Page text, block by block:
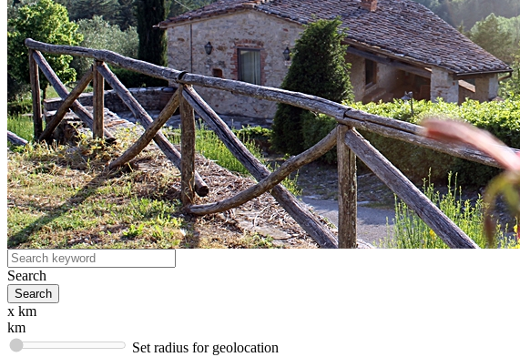
Search
x km
km
Set radius for geolocation